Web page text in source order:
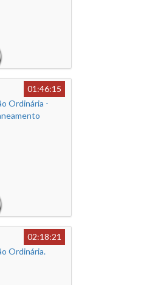
01:46:15
Ordinária -
02:18:21
Ordinária.